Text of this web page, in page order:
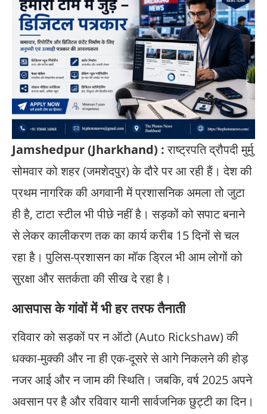
Jamshedpur (Jharkhand) :राष्ट्रपति द्रौपदी मुर्मु
सोमवार को शहर (जमशेदपुर) के दौरे पर आ रही हैं। देश की
प्रथम नागरिक की अगवानी में प्रशासनिक अमला तो जुटा
ही है, टाटा स्टील भी पीछे नहीं है। सड़कों को सपाट बनाने
से लेकर कालीकरण तक का कार्य करीब 15 दिनों से चल
रहा है। पुलिस-प्रशासन का मॉक ड्रिल भी आम लोगों को
सुरक्षा और सतर्कता की सीख दे रहा है।
आसपास के गांवों में भी हर तरफ तैनाती
रविवार को सड़कों पर न ऑटो (Auto Rickshaw) की
धक्का-मुक्की और ना ही एक-दूसरे से आगे निकलने की होड़
नजर आई और न जाम की स्थिति। जबकि, वर्ष 2025 अपने
अवसान पर है और रविवार यानी सार्वजनिक छुट्टी का दिन।